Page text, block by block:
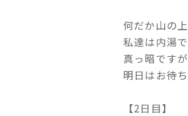
何だか山の
私達は内湯
真っ暗です
明日はお待
【2日目】